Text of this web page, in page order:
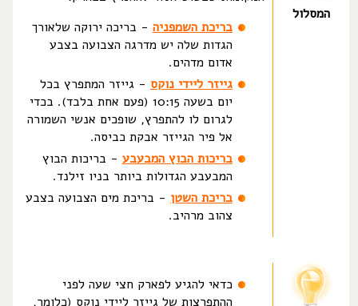
המסלול
בריכת השמפניה - בריכה ירוקה שלאורך
הגדות שלה יש מדרגה הצבועה בצבע
אדום מדהים.
גייזר ליידי נוקס - גייזר המתפרץ בכל
יום בשעה 10:15 (פעם אחת בלבד). בכדי
לגרום לו להתפרץ, שופכים אנשי השמורה
אל פיר הגייזר אבקת כביסה.
בריכות הבוץ המבעבע - בריכות הבוץ
המבעבע הגדולות ביותר בניו זילנד.
בריכת השטן - בריכת מים הצבועה בצבע
צהוב מרהיב.
כדאי להגיע לפארק חצי שעה לפני
ההתפרצות של גייזר ליידי נוקס (כלומר,